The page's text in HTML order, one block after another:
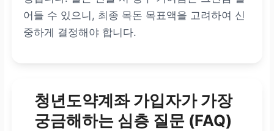
어들 수 있으니, 최종 목돈 목표액을 고려하여 신
중하게 결정해야 합니다.
청년도약계좌 가입자가 가장
궁금해하는 심층 질문 (FAQ)